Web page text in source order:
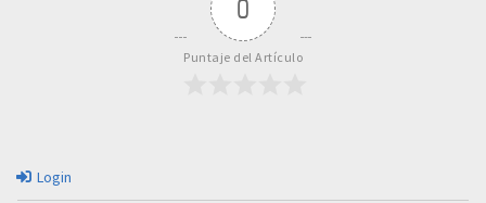
0
Puntaje del Artículo
Login